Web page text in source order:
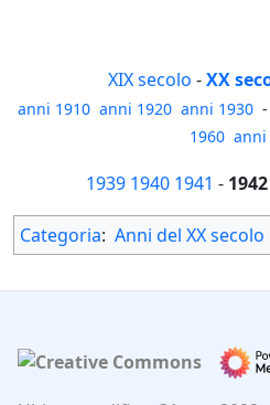
XIX secolo -XX
anni 1910 anni 1920 anni 1930 -
1960 anni
1939 1940 1941 - 1942
Categoria: Anni del XX secolo